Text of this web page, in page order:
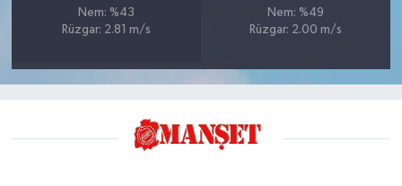
Nem: %43
Rüzgar: 2.81 m/s
Nem: %49
Rüzgar: 2.00 m/s